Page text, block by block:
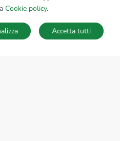
SALVA RICERCA
Cookie policy.
Accetta tutti